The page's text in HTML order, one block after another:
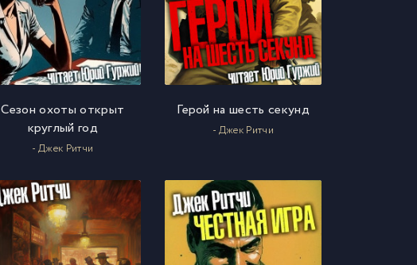
Сезон охоты открыт
круглый год
- Джек Ритчи
Герой на шесть секунд
- Джек Ритчи